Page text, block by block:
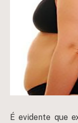
É evidente que